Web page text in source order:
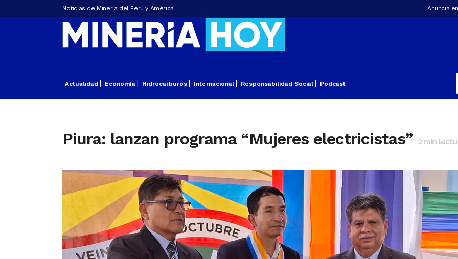
Noticias de Minería del Perú y América Anuncia
Actualidad Economía Hidrocarburos Internacional Responsabilidad Social Podcast
Piura: lanzan programa “Mujeres electricistas” 2 min